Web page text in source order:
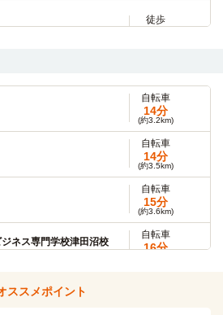
徒歩
ス)
自転車
16分
(約3.8km)
ンパス)
自転車
19分
(約5.6km)
ンパス)
自転車
19分
(約5.6km)
自転車
21分
自転車
14分
(約3.2km)
自転車
14分
(約3.5km)
自転車
15分
(約3.6km)
ネス専門学校津田沼校
自転車
16分
ススメポイント